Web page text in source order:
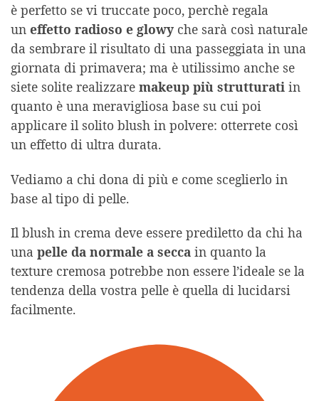
è perfetto se vi truccate poco, perchè regala
un effetto radioso e glowy che sarà così naturale
da sembrare il risultato di una passeggiata in una
giornata di primavera; ma è utilissimo anche se
siete solite realizzare makeup più strutturati in
quanto è una meravigliosa base su cui poi
applicare il solito blush in polvere: otterrete così
un effetto di ultra durata.
Vediamo a chi dona di più e come sceglierlo in
base al tipo di pelle.
Il blush in crema deve essere prediletto da chi ha
una pelle da normale a secca in quanto la
texture cremosa potrebbe non essere l’ideale se la
tendenza della vostra pelle è quella di lucidarsi
facilmente.